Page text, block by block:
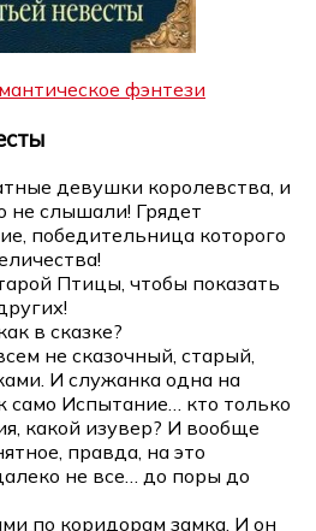
фэнтези
девушки королевства, и
не слышали! Грядет
победительница которого
Птицы, чтобы показать
в сказке?
не сказочный, старый,
И служанка одна на
само Испытание… кто только
какой изувер? И вообще
правда, на это
не все… до поры до
по коридорам замка. И он